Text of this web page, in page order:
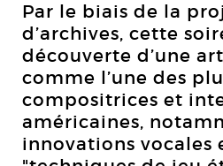
Par le biais de la
d’archives, cette
découverte d’une
comme l’une des
compositrices et
américaines,
innovations vocales